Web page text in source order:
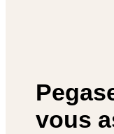
vous